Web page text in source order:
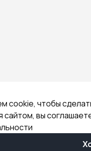
cookie, чтобы
сайтом, вы